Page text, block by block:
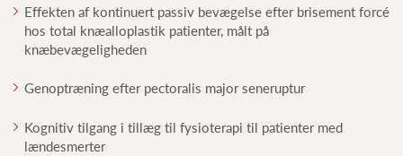
Effekten af kontinuert passiv bevægelse efter brisement forcé
hos total knæalloplastik patienter, målt på
knæbevægeligheden
Genoptræning efter pectoralis major seneruptur
Kognitiv tilgang i tillæg til fysioterapi til patienter med
lændesmerter